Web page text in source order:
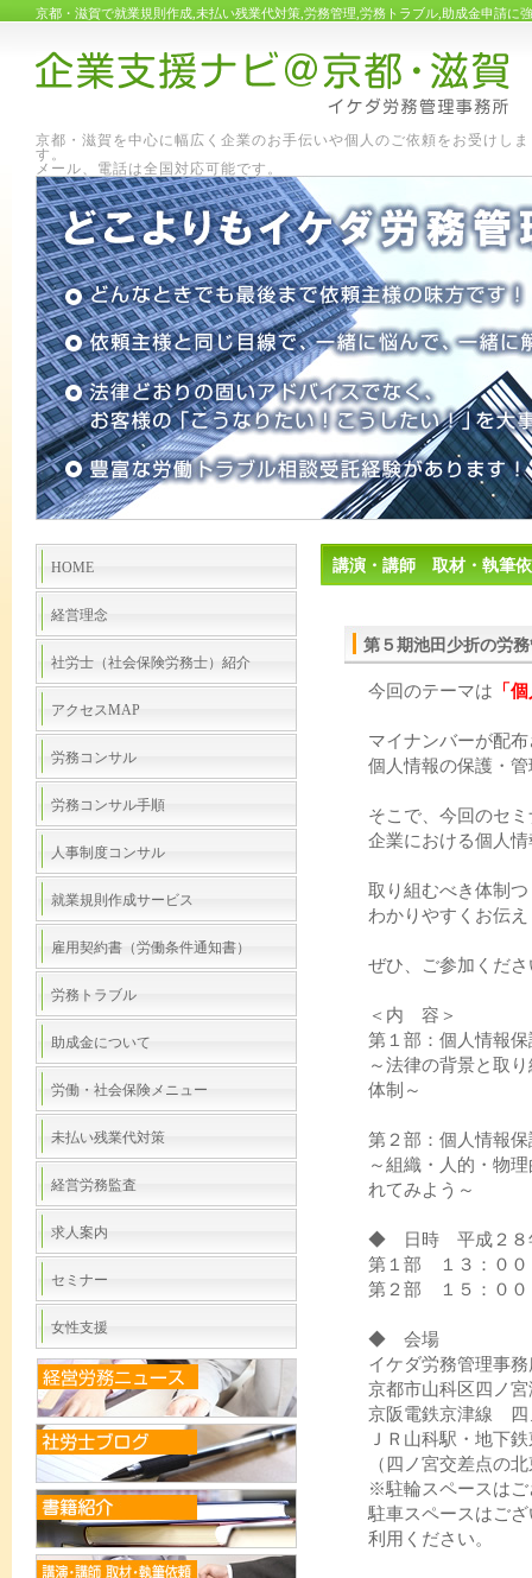
京都・滋賀で就業規則作成,未払い残業代対策,労務管理,労務トラブル,助成金申請に
京都・滋賀を中心に幅広く企業のお手伝いや個人のご依頼をお受けしま
す
メール、電話は全国対応可能です。
講演・講師 取材・執筆
第５期池田少折の労
今回のテーマは 「
マイナンバーが配
個人情報の保護・
そこで、今回のセ
企業における個人
取り組むべき体制
わかりやすくお伝
ぜひ、ご参加くださ
＜内 容＞
第１部：個人情報保
～法律の背景と取
体制～
第２部：個人情報保
～組織・人的・物
れてみよう～
◆ 日時 平成２８
第１部 １３：００
第２部 １５：００
◆ 会場
イケダ労務管理事務
京都市山科区四ノ
京阪電鉄京津線
ＪＲ山科駅・地下
（四ノ宮交差点の
※駐輪スペースはご
駐車スペースはご
利用ください。
HOME
経営理念
社労士（社会保険労務士）紹介
アクセスMAP
労務コンサル
労務コンサル手順
人事制度コンサル
就業規則作成サービス
雇用契約書（労働条件通知書）
労務トラブル
助成金について
労働・社会保険メニュー
未払い残業代対策
経営労務監査
求人案内
セミナー
女性支援